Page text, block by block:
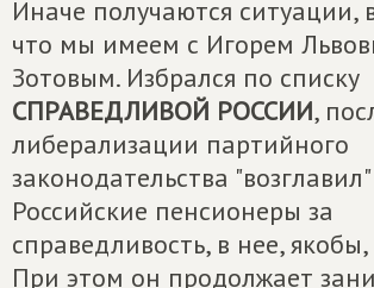
Иначе получаются ситуации,
что мы имеем с Игорем
Зотовым. Избрался по списку
СПРАВЕДЛИВОЙ РОССИИ,
либерализации партийного
законодательства
Российские пенсионеры за
справедливость, в нее,
При этом он продолжает